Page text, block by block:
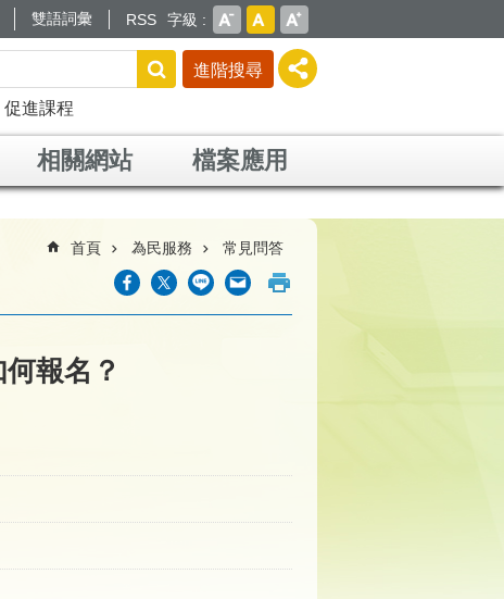
雙語詞彙 RSS 字級
進階搜尋
促進課程
相關網站 檔案應用
首頁 為民服務 常見問答
報名？